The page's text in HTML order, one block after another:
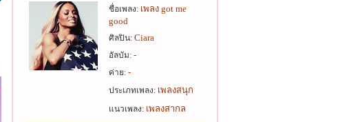
ชื่อเพลง: เพลง got me
good
ศิลปิน: Ciara
อัลบัม: -
ค่าย: -
ประเภทเพลง: เพลงสนุก
แนวเพลง: เพลงสากล